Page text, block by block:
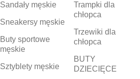
Sandały męskie
Sneakersy męskie
Buty sportowe
męskie
Sztyblety męskie
Trampki dla
chłopca
Trzewiki dla
chłopca
BUTY
DZIECIĘCE